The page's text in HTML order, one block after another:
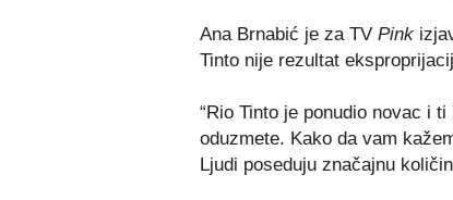
Ana Brnabić je za TV Pink
Tinto nije rezultat
“Rio Tinto je ponudio novac i
oduzmete. Kako da vam
Ljudi poseduju značajnu